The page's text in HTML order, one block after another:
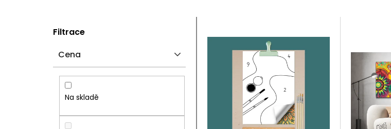
Filtrace
Cena
Na skladě